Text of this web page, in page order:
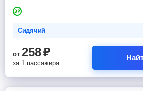
Сидячий
от 258₽
за 1 пассажира